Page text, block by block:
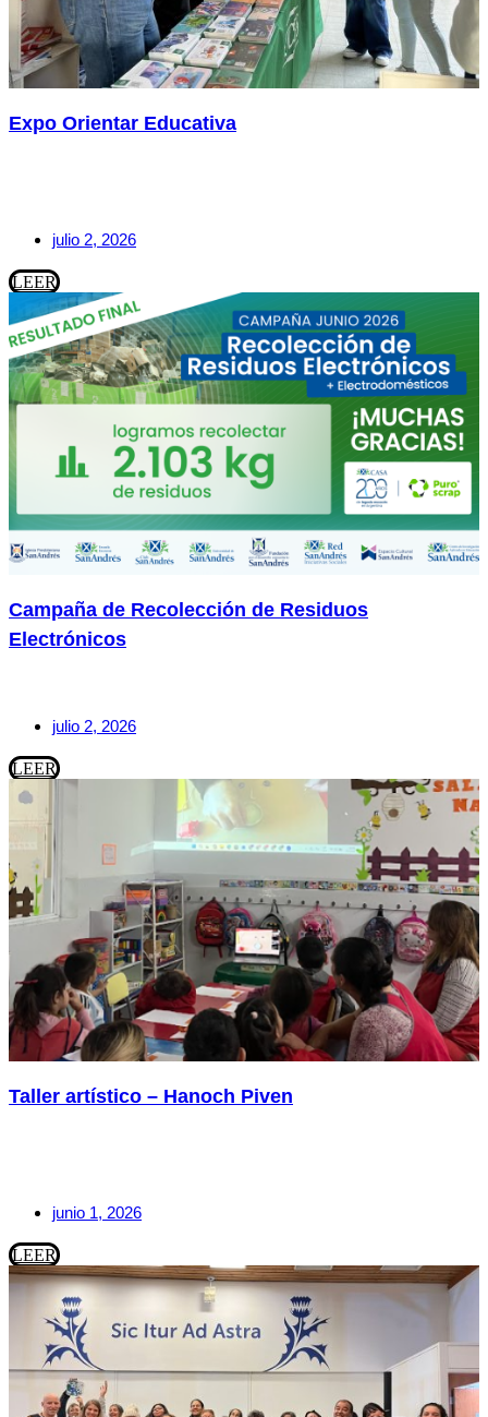
Expo Orientar Educativa
julio 2, 2026
LEER
Campaña de Recolección de Residuos
Electrónicos
julio 2, 2026
LEER
Taller artístico – Hanoch Piven
junio 1, 2026
LEER